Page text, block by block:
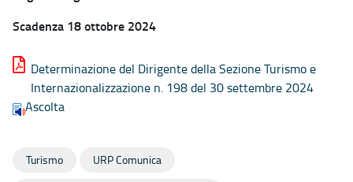
Scadenza 18 ottobre 2024
Determinazione del Dirigente della Sezione Turismo e
Internazionalizzazione n. 198 del 30 settembre 2024
Ascolta
Turismo URP Comunica